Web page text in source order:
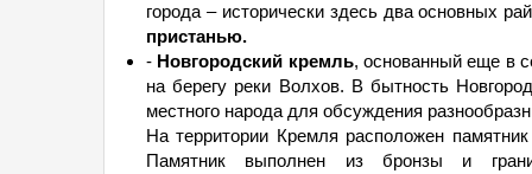
города – исторически здесь два основных
пристанью.
- Новгородский кремль, основанный еще в
на берегу реки Волхов. В бытность
местного народа для обсуждения
На территории Кремля расположен
Памятник выполнен из бронзы и